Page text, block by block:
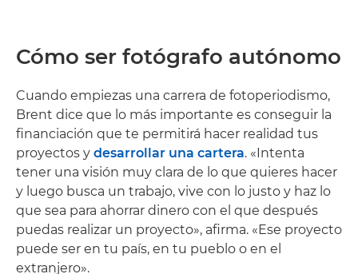
Cómo ser fotógrafo autónomo
Cuando empiezas una carrera de fotoperiodismo,
Brent dice que lo más importante es conseguir la
financiación que te permitirá hacer realidad tus
proyectos y desarrollar una cartera. «Intenta
tener una visión muy clara de lo que quieres hacer
y luego busca un trabajo, vive con lo justo y haz lo
que sea para ahorrar dinero con el que después
puedas realizar un proyecto», afirma. «Ese proyecto
puede ser en tu país, en tu pueblo o en el
extranjero».